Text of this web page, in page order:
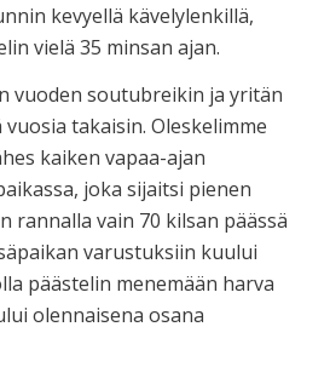
kevyellä kävelylenkillä,
vielä 35 minsan ajan.
vuoden soutubreikin ja yritän
takaisin. Oleskelimme
kaiken vapaa-ajan
joka sijaitsi pienen
rannalla vain 70 kilsan päässä
varustuksiin kuului
päästelin menemään harva
olennaisena osana